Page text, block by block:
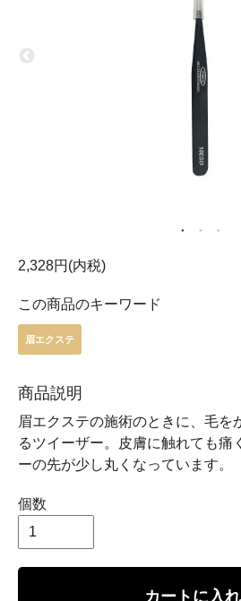
2,328円(内税)
この商品のキーワード
眉エクステ
商品説明
眉エクステの施術のときに、毛を
るツイーザー。皮膚に触れても痛
ーの先が少し丸くなっています。
個数
カートに入